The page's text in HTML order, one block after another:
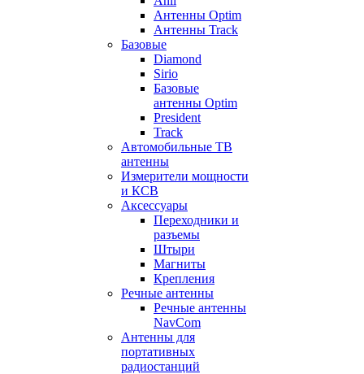
Антенны Optim
Антенны Track
Базовые
Diamond
Sirio
Базовые
антенны Optim
President
Track
Автомобильные ТВ
антенны
Измерители мощности
и КСВ
Аксессуары
Переходники и
разъемы
Штыри
Магниты
Крепления
Речные антенны
Речные антенны
NavCom
Антенны для
портативных
радиостанций